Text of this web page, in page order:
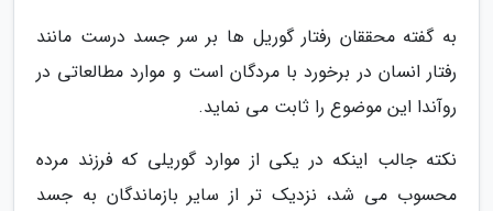
به گفته محققان رفتار گوریل ها بر سر جسد درست مانند
رفتار انسان در برخورد با مردگان است و موارد مطالعاتی در
روآندا این موضوع را ثابت می نماید.
نکته جالب اینکه در یکی از موارد گوریلی که فرزند مرده
محسوب می شد، نزدیک تر از سایر بازماندگان به جسد